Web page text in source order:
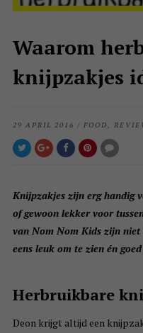
Waarom
knijpzakjes
29 APRIL 2016 / FOOD,
Knijpzakjes zijn erg handig
of gewoon lekker voor
van Nom Nom Kids zijn
eens leuk om te zien én
Herbruikbare
Deon krijgt altijd een